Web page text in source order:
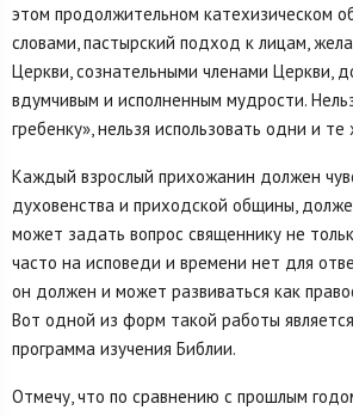
этом продолжительном катехизическом
словами, пастырский подход к лицам,
Церкви, сознательными членами Церкви,
вдумчивым и исполненным мудрости.
гребенку», нельзя использовать одни и
Каждый взрослый прихожанин должен
духовенства и приходской общины,
может задать вопрос священнику не
часто на исповеди и времени нет для
он должен и может развиваться как
Вот одной из форм такой работы
программа изучения Библии.
Отмечу, что по сравнению с прошлым